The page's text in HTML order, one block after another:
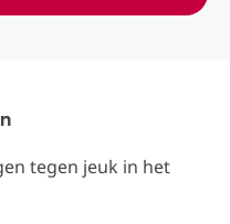
tegen jeuk in het